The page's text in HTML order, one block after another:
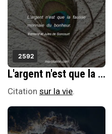
2592
L'argent n'est que la fausse monnaie du bonheur.
Citation sur la vie.